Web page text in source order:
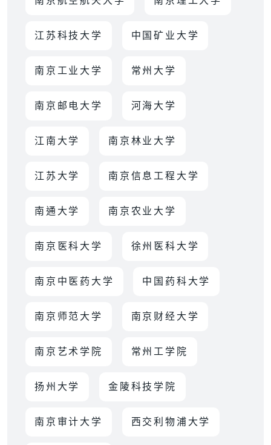
江苏科技大学 中国矿业大学
南京工业大学 常州大学
南京邮电大学 河海大学
江南大学 南京林业大学
江苏大学 南京信息工程大学
南通大学 南京农业大学
南京医科大学 徐州医科大学
南京中医药大学 中国药科大学
南京师范大学 南京财经大学
南京艺术学院 常州工学院
扬州大学 金陵科技学院
南京审计大学 西交利物浦大学